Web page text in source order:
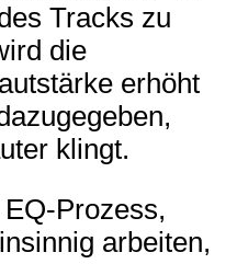
Tracks zu
die
erhöht
klingt.
Prozess,
arbeiten,